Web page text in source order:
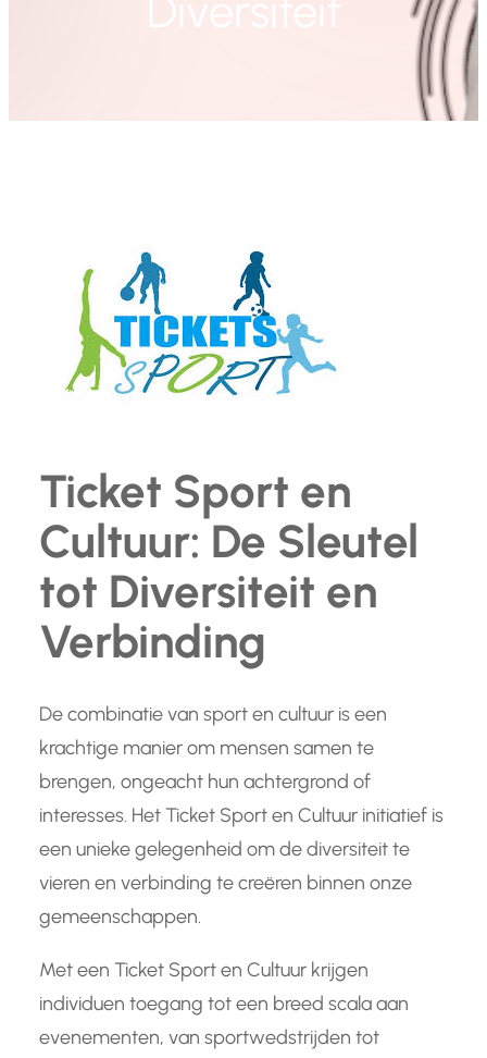
Ticket Sport en
Cultuur: De Sleutel
tot Diversiteit en
Verbinding
De combinatie van sport en cultuur is een
krachtige manier om mensen samen te
brengen, ongeacht hun achtergrond of
interesses. Het Ticket Sport en Cultuur initiatief is
een unieke gelegenheid om de diversiteit te
vieren en verbinding te creëren binnen onze
gemeenschappen.
Met een Ticket Sport en Cultuur krijgen
individuen toegang tot een breed scala aan
evenementen, van sportwedstrijden tot